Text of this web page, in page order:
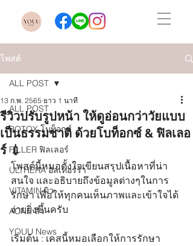
โพสต์
ALL POST
BOTOX โบท็อกซ์
FILLER ฟิลเลอร์
ULTHERA อัลเทอร์ร่า
VITAMIN ผิว
ACNE สิว
YOUU News
ALL POST
รีวิวปรับรูปหน้า ให้ดูอ่อนกว่าวัยแบบ
เป็นธรรมชาติ ด้วยโบท็อกซ์ & ฟิลเลอ
ร์ 💉
13 ก.พ. 2565 ยาว 1 นาที
โพสต์นี้หมอตั้งใจเขียนสรุปเนื้อหาที่น่า
สนใจ และอธิบายถึงข้อมูลต่างๆในการ
รักษา เพื่อให้ทุกคนเห็นภาพและเข้าใจได้
ง่ายยิ่งขึ้นครับ
เริ่มต้น : เคสนี้หมอเลือกให้การรักษา